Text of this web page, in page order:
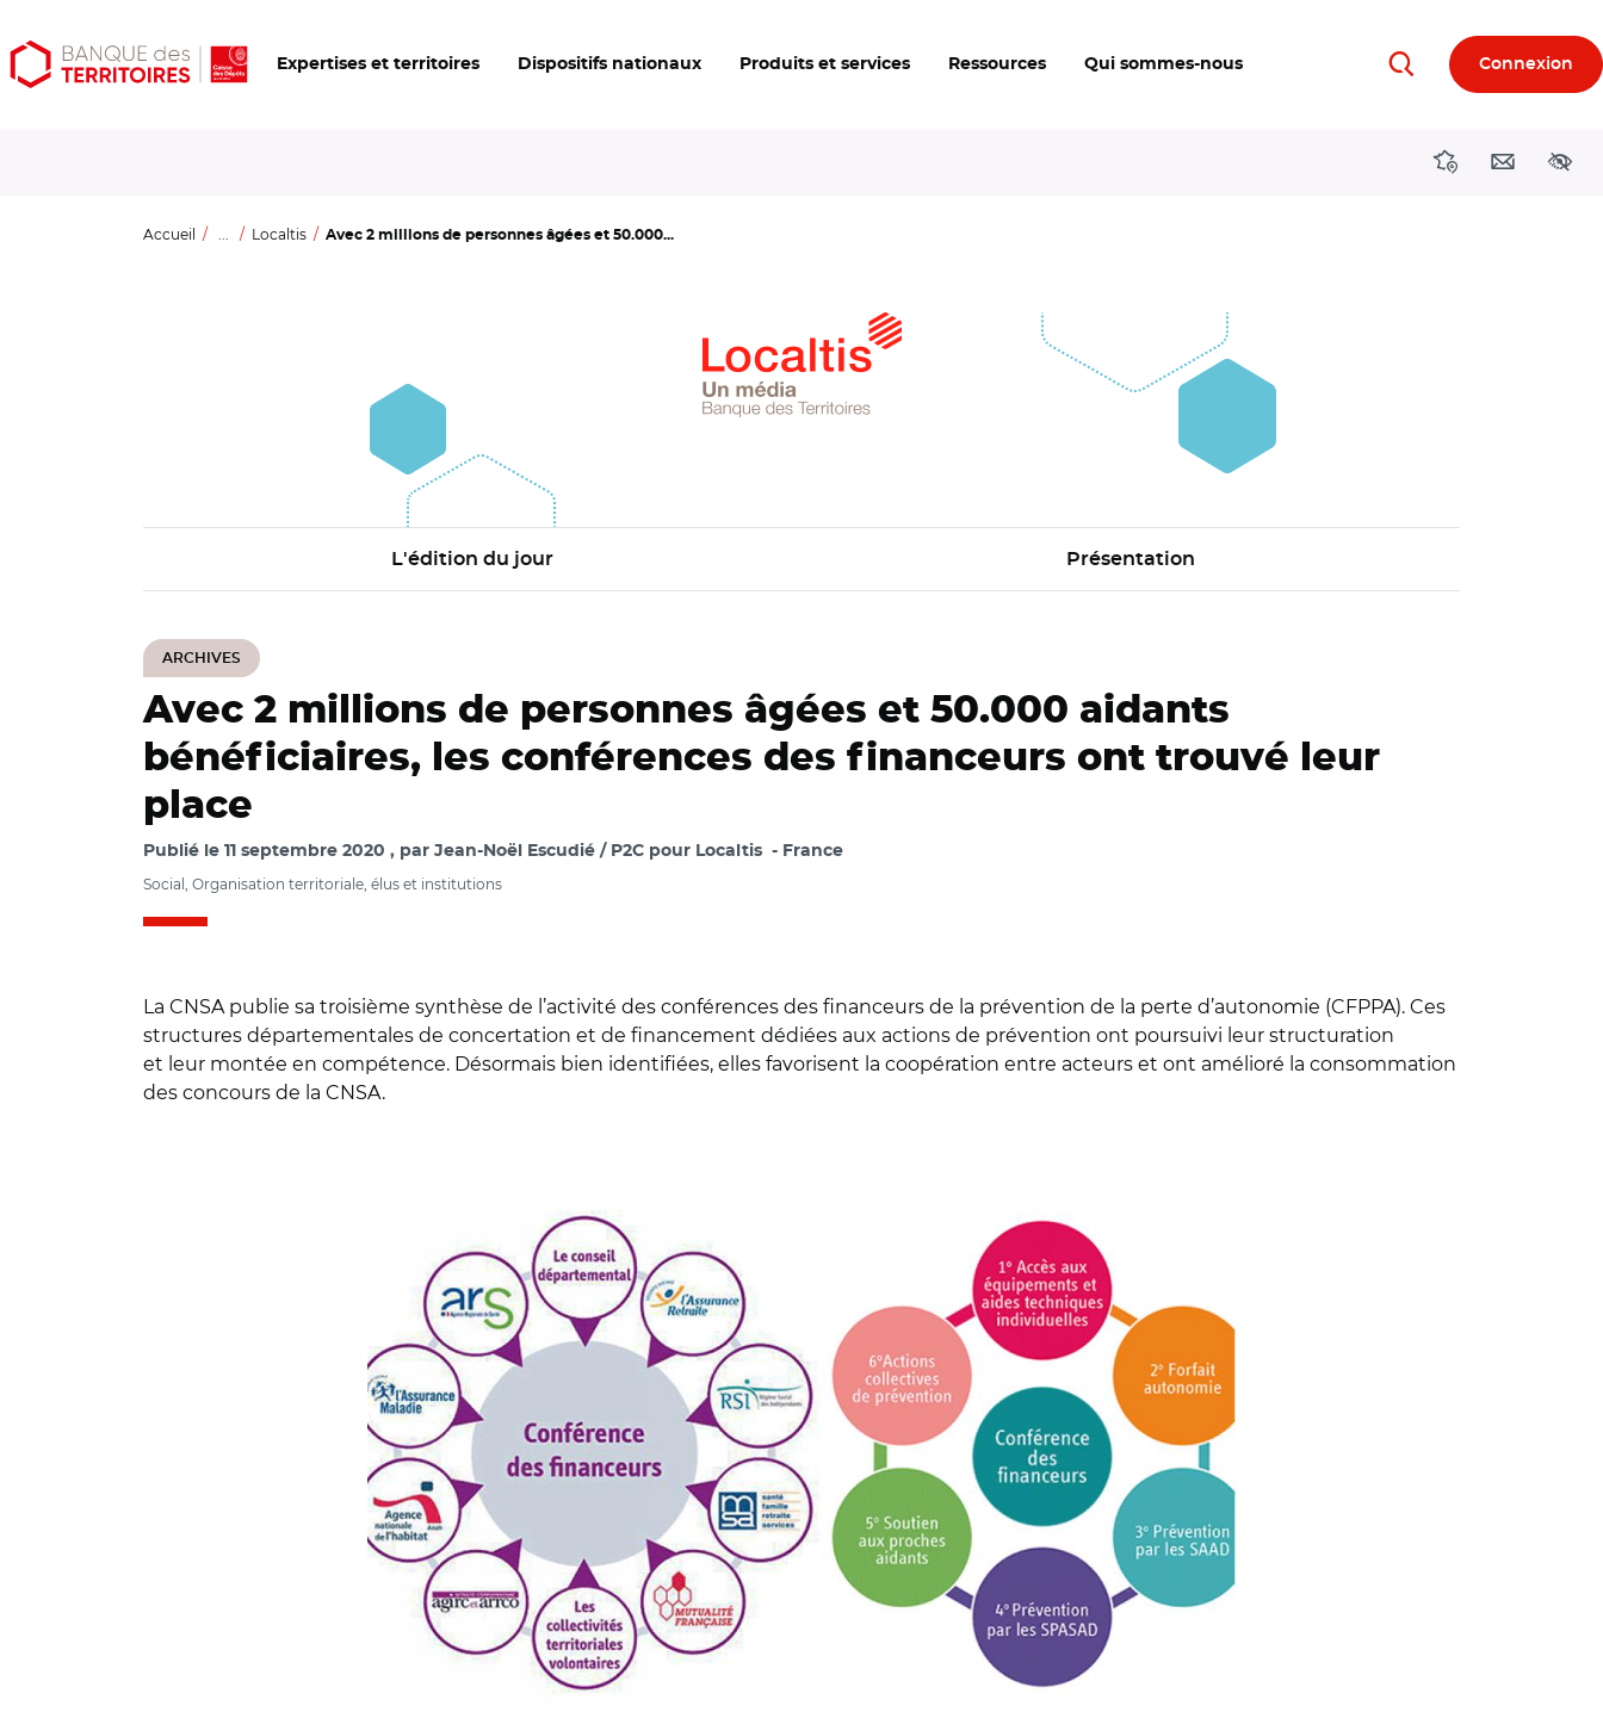
Aller
au
Aller
au
Ouvrir
les
Expertises et territoires Dispositifs nationaux Produits et services Ressources Qui sommes-nous RechercherConnexion
DirectionsContact
Accueil ... Localtis Avec 2 millions de personnes âgées et 50.000...
L'édition du jour Présentation
ARCHIVES
Avec 2 millions de personnes âgées et 50.000 aidants
bénéficiaires, les conférences des financeurs ont trouvé leur
place
Publié le 11 septembre 2020 par Jean-Noël Escudié / P2C pour Localtis France
Social, Organisation territoriale, élus et institutions
La CNSA publie sa troisième synthèse de l’activité des conférences des financeurs de la prévention de la perte d’autonomie (CFPPA). Ces
structures départementales de concertation et de financement dédiées aux actions de prévention ont poursuivi leur structuration
et leur montée en compétence. Désormais bien identifiées, elles favorisent la coopération entre acteurs et ont amélioré la consommation
des concours de la CNSA.